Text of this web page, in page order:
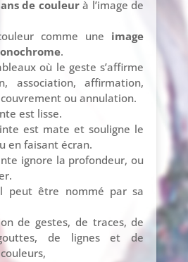
de couleurà l’image de
comme une image
.
où le geste s’affirme
association, affirmation,
ou annulation.
est lisse.
est mate et souligne le
en faisant écran.
ignore la profondeur, ou
peut être nommé par sa
de gestes, de traces, de
de lignes et de